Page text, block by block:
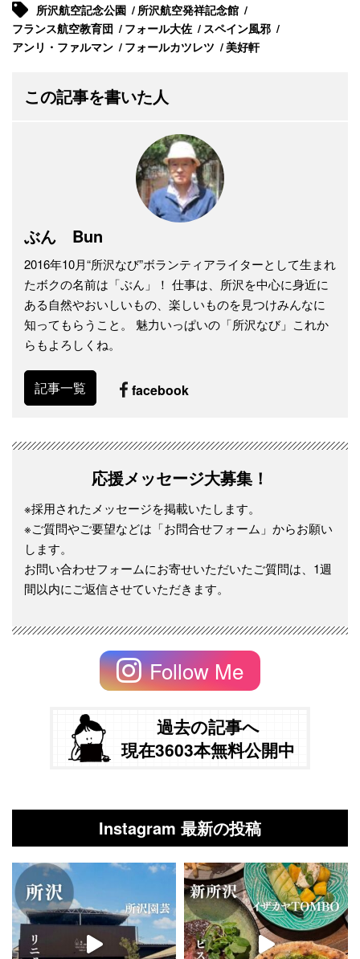
所沢航空記念公園
所沢航空発祥記念館
フランス航空教育団
フォール大佐
スペイン風邪
アンリ・ファルマン
フォールカツレツ 美好軒
この記事を書いた人
ぶん Bun
2016年10月“所沢なび”ボランティアライターとして生まれ
たボクの名前は「ぶん」！ 仕事は、所沢を中心に身近に
ある自然やおいしいもの、楽しいものを見つけみんなに
知ってもらうこと。 魅力いっぱいの「所沢なび」これか
らもよろしくね。
記事一覧 facebook
応援メッセージ大募集！
※採用されたメッセージを掲載いたします。
※ご質問やご要望などは「お問合せフォーム」からお願い
します。
お問い合わせフォームにお寄せいただいたご質問は、1週
間以内にご返信させていただきます。
Follow Me
過去の記事へ
現在3603本無料公開中
Instagram 最新の投稿